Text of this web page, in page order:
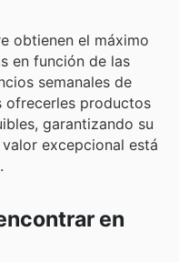
obtienen el máximo
en función de las
semanales de
ofrecerles productos
garantizando su
excepcional está
en